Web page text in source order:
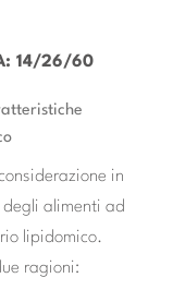
14/26/60
in
alimenti ad
lipidomico.
ragioni: